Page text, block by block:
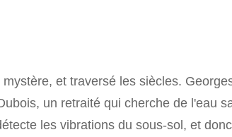
et traversé les siècles.
un retraité qui cherche de l'eau
les vibrations du sous-sol, et